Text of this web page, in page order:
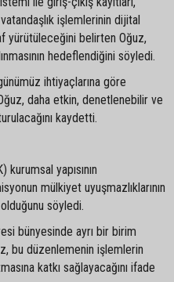
işlemlerinin dijital
yürütüleceğini belirten Oğuz,
hedeflendiğini söyledi.
ihtiyaçlarına göre
daha etkin, denetlenebilir ve
kaydetti.
yapısının
mülkiyet uyuşmazlıklarının
söyledi.
bünyesinde ayrı bir birim
bu düzenlemenin işlemlerin
katkı sağlayacağını ifade